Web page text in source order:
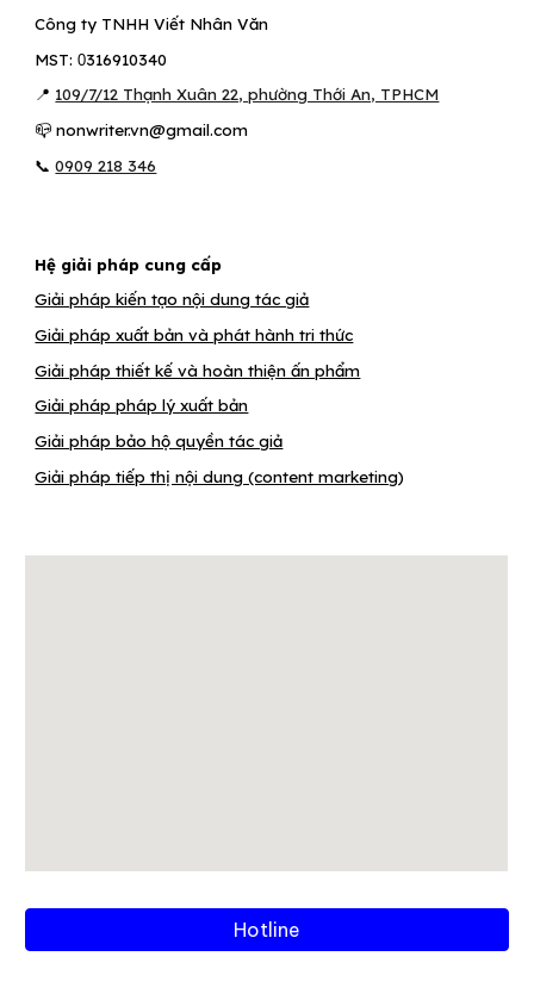
Công ty TNHH Viết Nhân Văn
MST:0316910340
📍 109/7/12 Thạnh Xuân 22, phường Thới An, TPHCM
📪 nonwriter.vn@gmail.com
📞 0909 218 346
Hệ giải pháp cung cấp
Giải pháp kiến tạo nội dung tác giả
Giải pháp xuất bản và phát hành tri thức
Giải pháp thiết kế và hoàn thiện ấn phẩm
Giải pháp pháp lý xuất bản
Giải pháp bảo hộ quyền tác giả
Giải pháp tiếp thị nội dung (content marketing)
Hotline